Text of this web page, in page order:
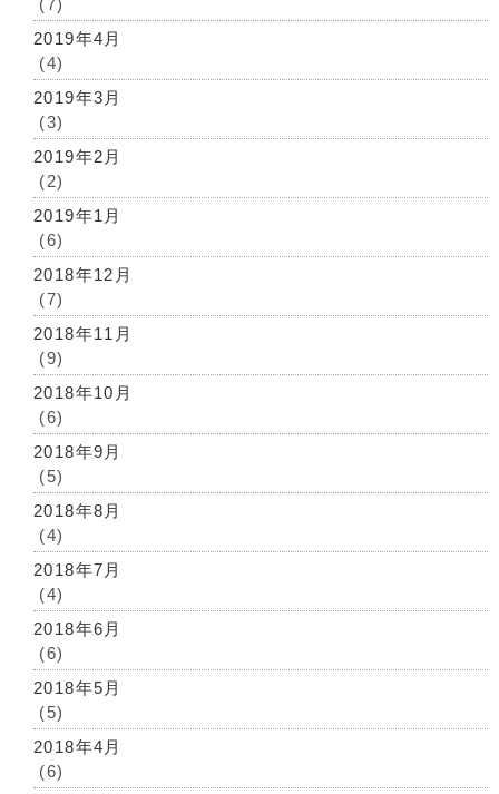
(7)
2019年4月
(4)
2019年3月
(3)
2019年2月
(2)
2019年1月
(6)
2018年12月
(7)
2018年11月
(9)
2018年10月
(6)
2018年9月
(5)
2018年8月
(4)
2018年7月
(4)
2018年6月
(6)
2018年5月
(5)
2018年4月
(6)